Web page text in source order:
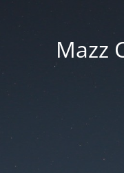
Mazz